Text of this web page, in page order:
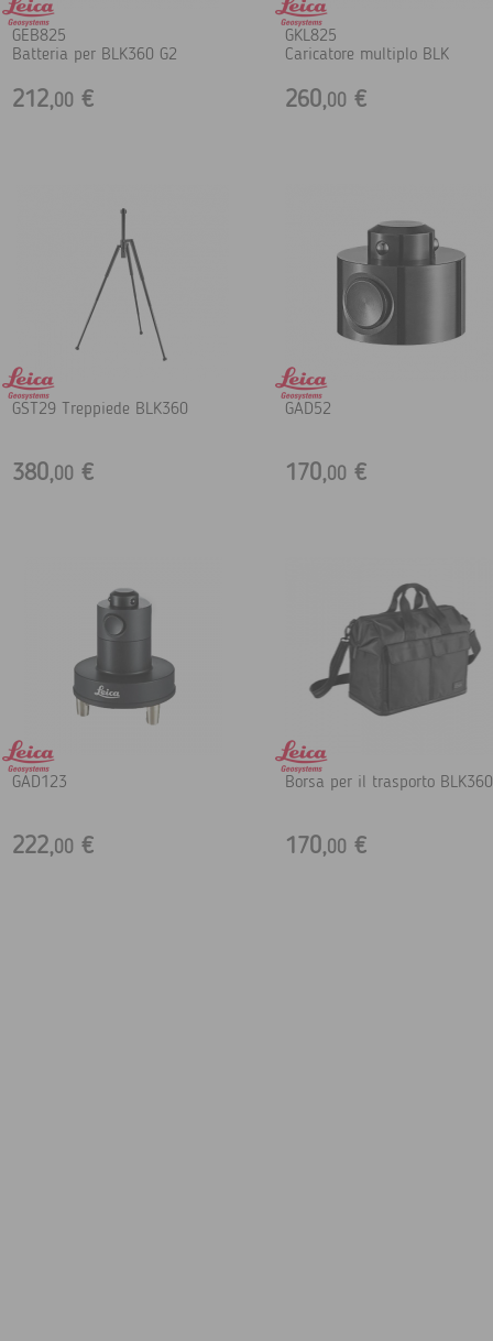
GEB825
Batteria per BLK360 G2
212,00 €
GKL825
Caricatore multiplo BLK
260,00 €
GST29 Treppiede BLK360
380,00 €
GAD52
170,00 €
GAD123
222,00 €
Borsa per il trasporto BLK360
170,00 €